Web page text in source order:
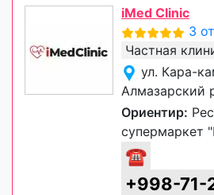
iMed Clinic
3
Частная
ул. Кара-
Алмазарский
Ориентир:
супермаркет
☎
+998-71-